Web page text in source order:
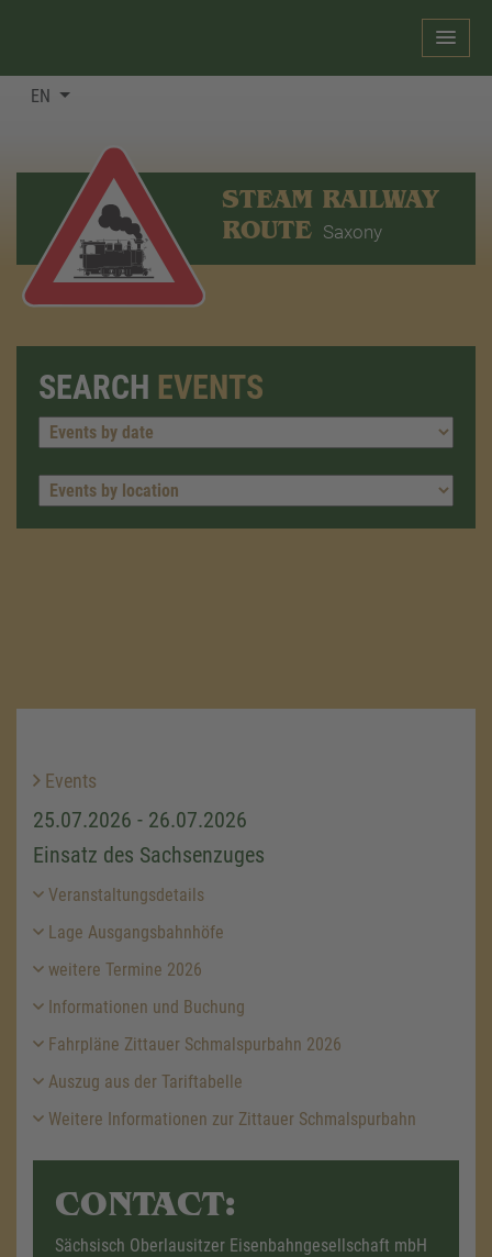
EN
STEAM RAILWAY
ROUTE Saxony
SEARCH EVENTS
Events
25.07.2026 - 26.07.2026
Einsatz des Sachsenzuges
Veranstaltungsdetails
Lage Ausgangsbahnhöfe
weitere Termine 2026
Informationen und Buchung
Fahrpläne Zittauer Schmalspurbahn 2026
Auszug aus der Tariftabelle
Weitere Informationen zur Zittauer Schmalspurbahn
CONTACT:
Sächsisch Oberlausitzer Eisenbahngesellschaft mbH